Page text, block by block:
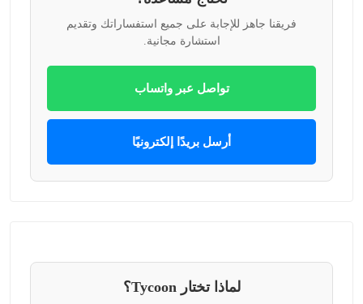
فريقنا جاهز للإجابة على جميع استفساراتك وتقديم
استشارة مجانية.
تواصل عبر واتساب
أرسل بريدًا إلكترونيًا
لماذا تختار Tycoon؟